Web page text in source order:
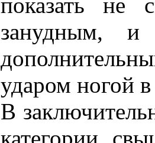
занудным, и
ударом ногой
В
категории